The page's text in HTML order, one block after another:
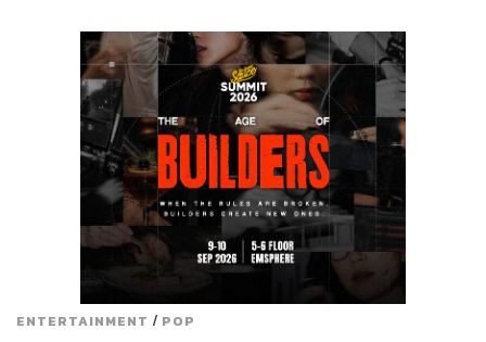
ENTERTAINMENT / POP